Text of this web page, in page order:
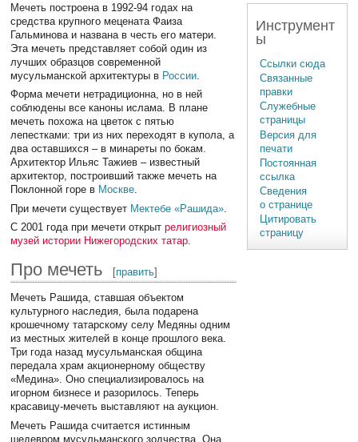
Мечеть построена в 1992-94 годах на
средства крупного мецената Фаиза
Гальминова и названа в честь его матери.
Эта мечеть представляет собой один из
лучших образцов современной
мусульманской архитектуры в России
Форма мечети нетрадиционна, но в ней
соблюдены все каноны ислама. В плане
мечеть похожа на цветок с пятью
лепестками: три из них переходят в купола, а
два оставшихся – в минареты по бокам.
Архитектор Ильяс Тажиев – известный
архитектор, построивший также мечеть на
Поклонной горе в Москве.
При мечети существует Мектебе «Рашида»
С 2001 года при мечети открытрелигиозный
музей истории Нижегородских татар
Про мечеть [править]
Мечеть Рашида, ставшая объектом
культурного наследия, была подарена
крошечному татарскому селу Медяны одним
из местных жителей в конце прошлого века.
Три года назад мусульманская община
передала храм акционерному обществу
«Медина». Оно специализировалось на
игорном бизнесе и разорилось. Теперь
красавицу-мечеть выставляют на аукцион.
Мечеть Рашида считается истинным
шедевром мусульманского зодчества. Она,
Инструмент
ы
Ссылки сюда
Связанные
правки
Служебные
страницы
Версия для
печати
Постоянная
ссылка
Сведения
о странице
Цитировать
страницу